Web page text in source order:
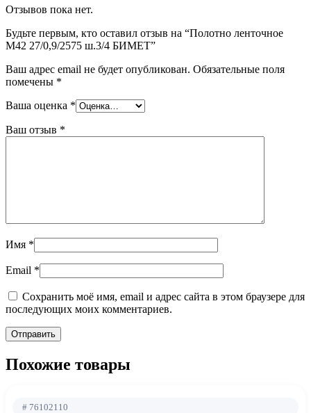
Отзывов пока нет.
Будьте первым, кто оставил отзыв на “Полотно ленточное
М42 27/0,9/2575 ш.3/4 БИМЕТ”
Ваш адрес email не будет опубликован. Обязательные поля
помечены *
Ваша оценка *
Ваш отзыв *
Имя *
Email *
Сохранить моё имя, email и адрес сайта в этом браузере для
последующих моих комментариев.
Похожие товары
# 76102110